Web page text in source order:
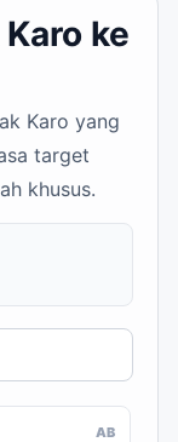
ke
Karo yang
target
khusus.
AB